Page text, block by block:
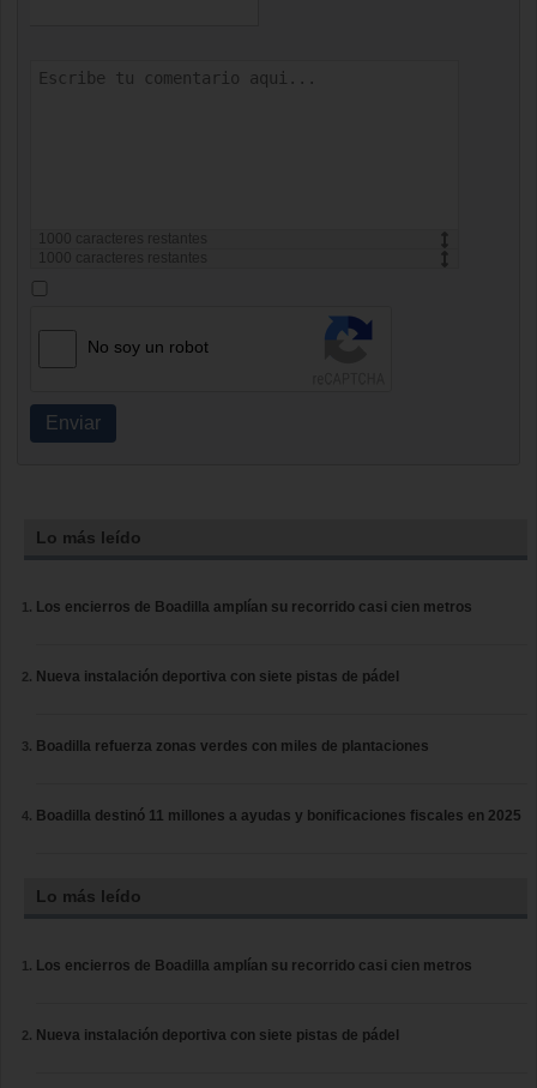
caracteres restantes
caracteres restantes
No soy un robot
Enviar
Lo más leído
Los encierros de Boadilla amplían su recorrido casi cien metros
Nueva instalación deportiva con siete pistas de pádel
Boadilla refuerza zonas verdes con miles de plantaciones
Boadilla destinó 11 millones a ayudas y bonificaciones fiscales en 2025
Lo más leído
Los encierros de Boadilla amplían su recorrido casi cien metros
Nueva instalación deportiva con siete pistas de pádel